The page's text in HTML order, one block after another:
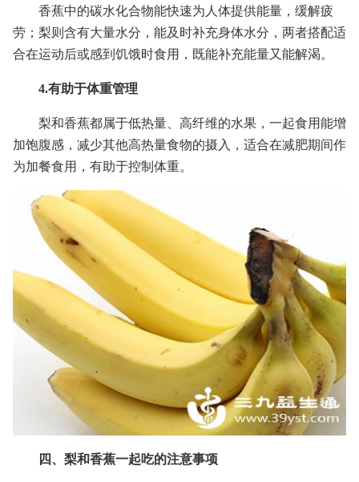
香蕉中的碳水化合物能快速为人体提供能量，缓解疲
劳；梨则含有大量水分，能及时补充身体水分，两者搭配适
合在运动后或感到饥饿时食用，既能补充能量又能解渴。
4.有助于体重管理
梨和香蕉都属于低热量、高纤维的水果，一起食用能增
加饱腹感，减少其他高热量食物的摄入，适合在减肥期间作
为加餐食用，有助于控制体重。
四、梨和香蕉一起吃的注意事项